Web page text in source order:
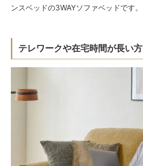
ンスベッドの3WAYソファベッドです。
テレワークや在宅時間が長い方